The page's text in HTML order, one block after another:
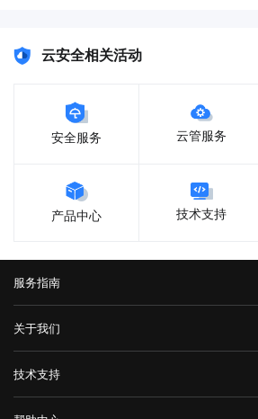
云安全相关活动
安全服务 云管服务
产品中心 技术支持
服务指南
汇款信息
购买流程
服务条款
关于我们
公司介绍
举报中心
技术支持
网站备案